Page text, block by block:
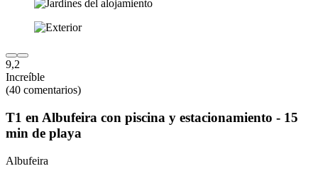
9,2
Increíble
(40 comentarios)
T1 en Albufeira con piscina y estacionamiento - 15
min de playa
Albufeira